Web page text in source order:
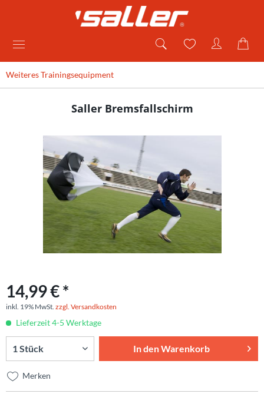
Weiteres Trainingsequipment
Saller Bremsfallschirm
14,99 € *
inkl. 19% MwSt. zzgl. Versandkosten
Lieferzeit 4-5 Werktage
In denWarenkorb
Merken